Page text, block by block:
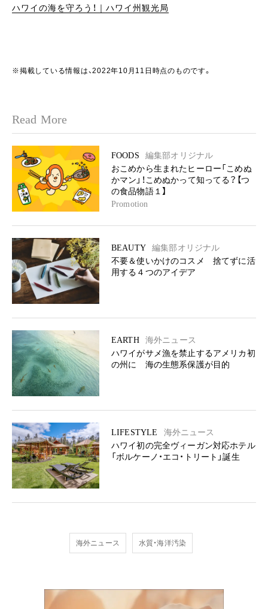
ハワイの海を守ろう！｜ハワイ州観光局
※掲載している情報は、2022年10月11日時点のものです。
Read More
FOODS
編集部オリジナル
おこめから生まれたヒーロー「こめぬ
かマン」！こめぬかって知ってる？【つ
の食品物語１】
Promotion
BEAUTY
編集部オリジナル
不要＆使いかけのコスメ 捨てずに活
用する４つのアイデア
EARTH
海外ニュース
ハワイがサメ漁を禁止するアメリカ初
の州に 海の生態系保護が目的
LIFESTYLE
海外ニュース
ハワイ初の完全ヴィーガン対応ホテル
「ボルケーノ・エコ・トリート」誕生
海外ニュース 水質・海洋汚染